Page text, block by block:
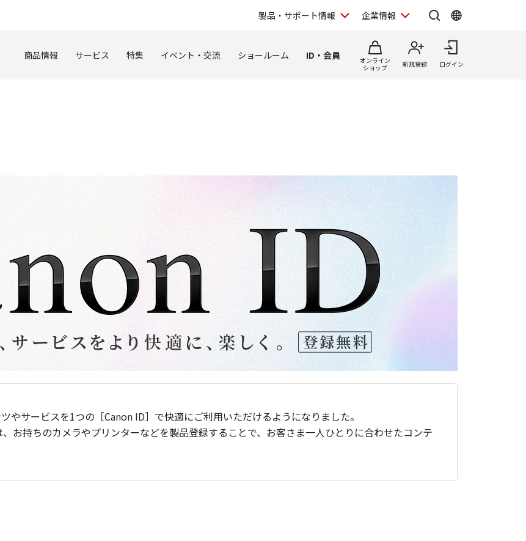
製品・サポート情報 企業情報
商品情報 サービス 特集 イベント・交流 ショールーム ID・会員
オンライン
ショップ
新規登録 ログイン
やサービスを1つの［Canon ID］で快適にご利用いただけるようになりました。
お持ちのカメラやプリンターなどを製品登録することで、お客さま一人ひとりに合わせたコンテ